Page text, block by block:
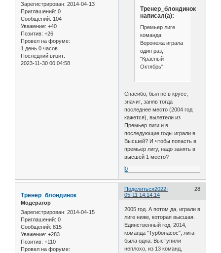
Зарегистрирован: 2014-04-13
Приглашений: 0
Сообщений: 104
Уважение: +40
Позитив: +26
Провел на форуме:
1 день 0 часов
Последний визит:
2023-11-30 00:04:58
Тренер_блондинок
написал(а):
Премьер лиге
команда
Воронежа играла
один раз,
"Красный
Октябрь".
Спасибо, был не в крусе,
значит, заняв тогда
последнее место (2004 год
кажется), вылетели из
Премьер лиги и в
последующие годы играли в
Высшей? И чтобы попасть в
премьер лигу, надо занять в
высшей 1 место?
0
Поделиться 28
2022-
05-11 14:14:14
Тренер_блондинок
Модератор
Зарегистрирован: 2014-04-15
Приглашений: 0
Сообщений: 815
Уважение: +283
Позитив: +110
Провел на форуме:
2005 год. А потом да, играли в
лиге ниже, которая высшая.
Единственный год, 2014,
команда "Турбонасос", лига
была одна. Выступили
неплохо, из 13 команд,